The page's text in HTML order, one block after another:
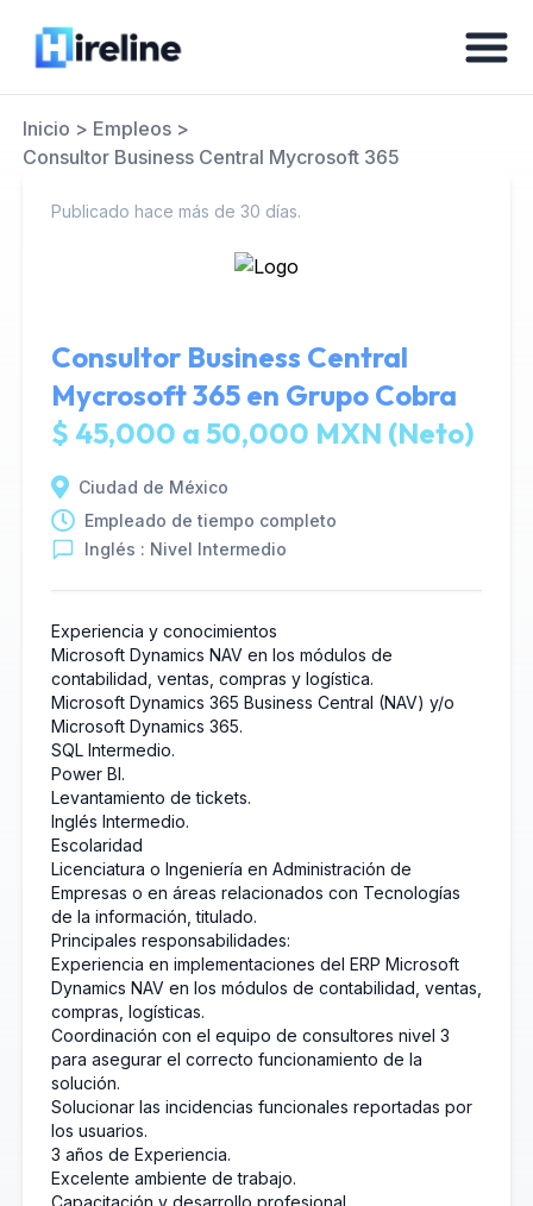
Inicio > Empleos>
Consultor Business Central Mycrosoft 365
Publicado hace más de 30 días.
Consultor Business Central
Mycrosoft 365 en Grupo Cobra
$ 45,000 a 50,000 MXN (Neto)
Ciudad de México
Empleado de tiempo completo
Inglés : Nivel Intermedio
Experiencia y conocimientos
Microsoft Dynamics NAV en los módulos de
contabilidad, ventas, compras y logística.
Microsoft Dynamics 365 Business Central (NAV) y/o
Microsoft Dynamics 365.
SQL Intermedio.
Power BI.
Levantamiento de tickets.
Inglés Intermedio.
Escolaridad
Licenciatura o Ingeniería en Administración de
Empresas o en áreas relacionados con Tecnologías
de la información, titulado.
Principales responsabilidades:
Experiencia en implementaciones del ERP Microsoft
Dynamics NAV en los módulos de contabilidad, ventas,
compras, logísticas.
Coordinación con el equipo de consultores nivel 3
para asegurar el correcto funcionamiento de la
solución.
Solucionar las incidencias funcionales reportadas por
los usuarios.
3 años de Experiencia.
Excelente ambiente de trabajo.
Capacitación y desarrollo profesional.